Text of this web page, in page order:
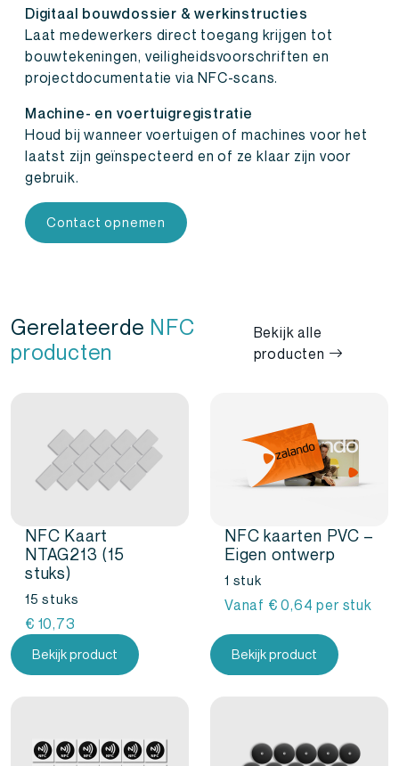
Digitaal bouwdossier & werkinstructies
Laat medewerkers direct toegang krijgen tot
bouwtekeningen, veiligheidsvoorschriften en
projectdocumentatie via NFC-scans.
Machine- en voertuigregistratie
Houd bij wanneer voertuigen of machines voor het
laatst zijn geïnspecteerd en of ze klaar zijn voor
gebruik.
Contact opnemen
Gerelateerde NFC
producten
Bekijk alle
producten
NFC Kaart
NTAG213 (15
stuks)
15 stuks
€ 10,73
Bekijk product
NFC kaarten PVC –
Eigen ontwerp
1 stuk
Vanaf € 0,64per stuk
Bekijk product